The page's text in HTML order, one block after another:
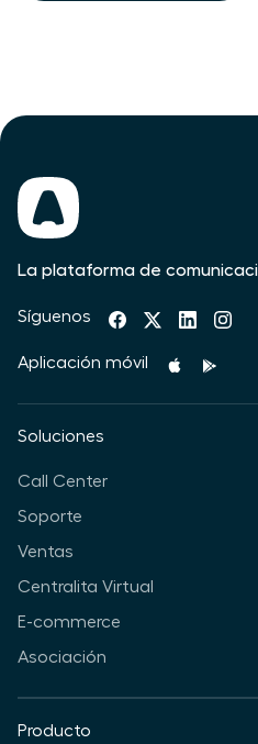
La plataforma de
Síguenos
Aplicación móvil
Soluciones
Call Center
Soporte
Ventas
Centralita Virtual
E-commerce
Asociación
Producto